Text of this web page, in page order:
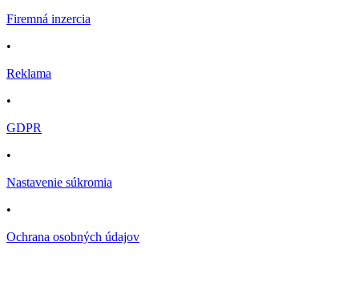
Firemná inzercia
•
Reklama
•
GDPR
•
Nastavenie súkromia
•
Ochrana osobných údajov